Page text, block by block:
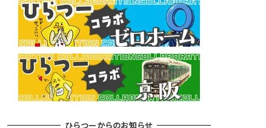
ひらつーからのお知らせ